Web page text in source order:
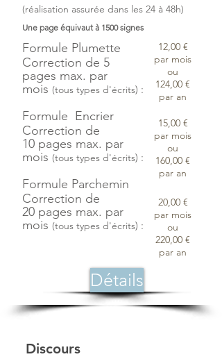
(réalisation assurée dans les 24 à 48h)
Une page équivaut à 1500 signes
Formule Plumette
Correction de 5
pages max. par
mois (tous types d'écrits) :
Formule Encrier
Correction de
10 pages max. par
mois (tous types d'écrits) :
Formule Parchemin
Correction de
20 pages max. par
mois (tous types d'écrits) :
12,00 €
par mois
ou
124,00 €
par an
15,00 €
par mois
ou
160,00 €
par an
20,00 €
par mois
ou
220,00 €
par an
Détails
Discours